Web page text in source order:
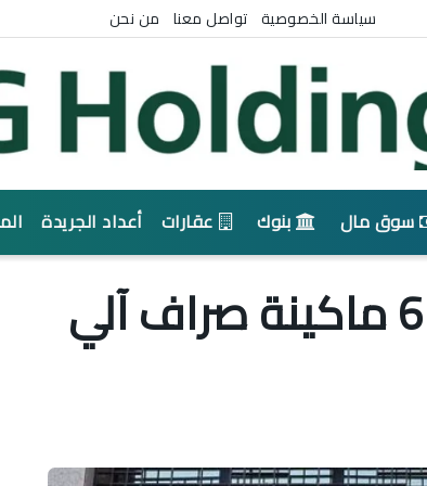
سياسة الخصوصية تواصل معنا من نحن
سوق مال بنوك عقارات أعداد الجريدة
البنك المركزي: نشر 6300 ماكينة صراف آلي